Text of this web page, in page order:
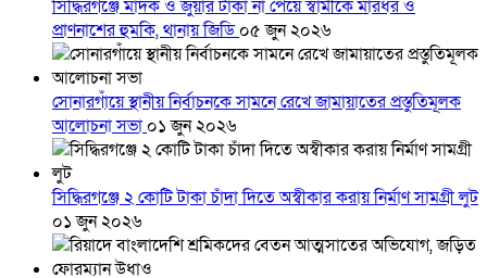
সিদ্ধিরগঞ্জে মাদক ও জুয়ার টাকা না পেয়ে স্বামীকে মারধর ও
প্রাণনাশের হুমকি, থানায় জিডি০৫ জুন ২০২৬
সোনারগাঁয়ে স্থানীয় নির্বাচনকে সামনে রেখে জামায়াতের প্রস্তুতিমূলক
আলোচনা সভা ০১ জুন ২০২৬
সিদ্ধিরগঞ্জে ২ কোটি টাকা চাঁদা দিতে অস্বীকার করায় নির্মাণ সামগ্রী লুট
০১ জুন ২০২৬